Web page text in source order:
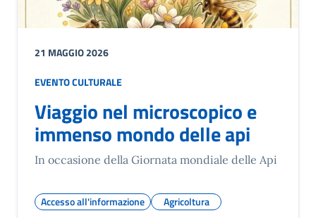
21 MAGGIO 2026
EVENTO CULTURALE
Viaggio nel microscopico e
immenso mondo delle api
In occasione della Giornata mondiale delle Api
Accesso all'informazione
Agricoltura